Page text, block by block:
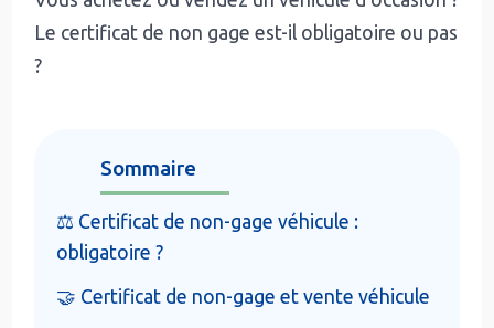
Le certificat de non gage est-il obligatoire ou pas
?
Sommaire
⚖️ Certificat de non-gage véhicule :
obligatoire ?
🤝 Certificat de non-gage et vente véhicule